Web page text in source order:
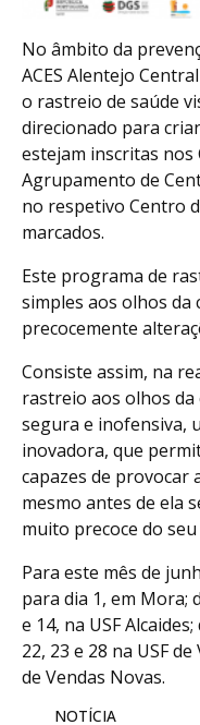
No âmbito da
ACES Alentejo
o rastreio de saúde
direcionado para
estejam inscritas nos
Agrupamento de
no respetivo Centro
marcados.
Este programa de
simples aos olhos
precocemente
Consiste assim, na
rastreio aos olhos da
segura e inofensiva,
inovadora, que
capazes de provocar
mesmo antes de ela
muito precoce do
Para este mês de
para dia 1, em Mora;
e 14, na USF
22, 23 e 28 na USF
de Vendas Novas.
NOTÍCIA